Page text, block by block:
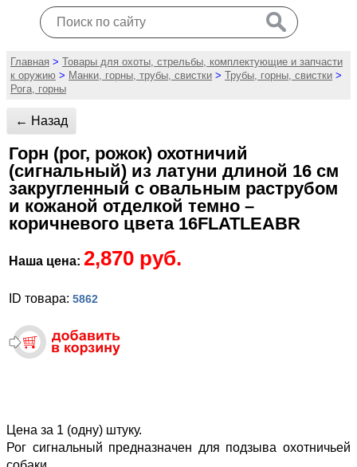
Главная > Товары для охоты, стрельбы, комплектующие и запчасти
к оружию > Манки, горны, трубы, свистки > Трубы, горны, свистки >
Рога, горны
← Назад
Горн (рог, рожок) охотничий
(сигнальный) из латуни длиной 16 см
закругленный с овальным раструбом
и кожаной отделкой темно –
коричневого цвета 16FLATLEABR
Наша цена: 2,870 руб.
ID товара: 5862
Цена за 1 (одну) штуку.
Рог сигнальный предназначен для подзыва охотничьей